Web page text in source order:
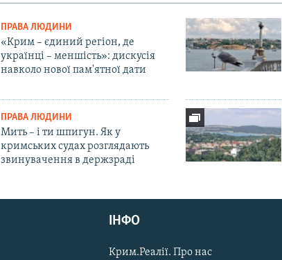
ПРАВА ЛЮДИНИ
«Крим – єдиний регіон, де
українці – меншість»: дискусія
навколо нової пам'ятної дати
ПРАВА ЛЮДИНИ
Мить – і ти шпигун. Як у
кримських судах розглядають
звинувачення в держзраді
ІНФО
Крим.Реалії. Про нас